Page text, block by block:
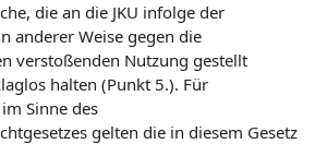
die an die JKU infolge der
anderer Weise gegen die
verstoßenden Nutzung gestellt
halten (Punkt 5.). Für
Sinne des
gelten die in diesem Gesetz